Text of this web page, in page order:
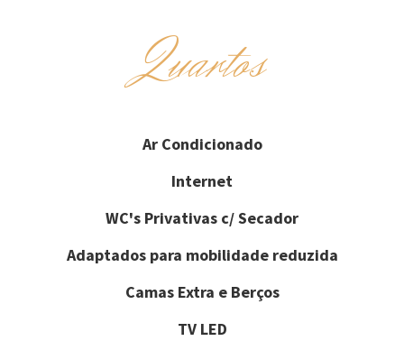
Quartos
Ar Condicionado
Internet
WC's Privativas c/ Secador
Adaptados para mobilidade reduzida
Camas Extra e Berços
TV LED